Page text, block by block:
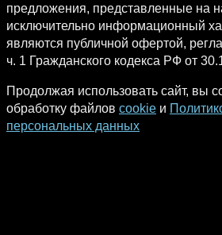
предложения, представленные на
исключительно информационный
являются публичной офертой,
ч. 1 Гражданского кодекса РФ от
Продолжая использовать сайт, вы
обработку файлов cookie и
персональных данных